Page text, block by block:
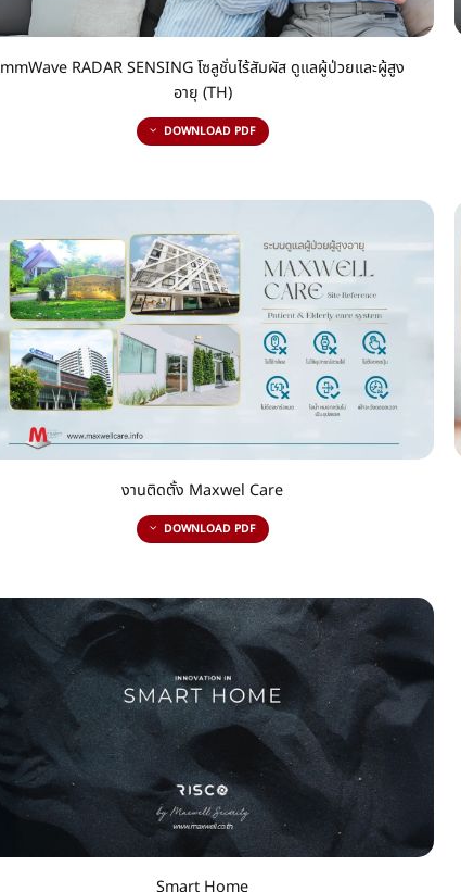
mmWave RADAR SENSING โซลูชั่นไร้สัมผัส ดูแลผู้ป่วยและผู้สูง
อายุ (TH)
DOWNLOAD PDF
งานติดตั้ง Maxwel Care
DOWNLOAD PDF